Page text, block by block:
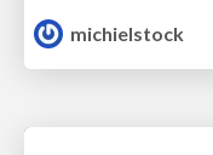
michielstock